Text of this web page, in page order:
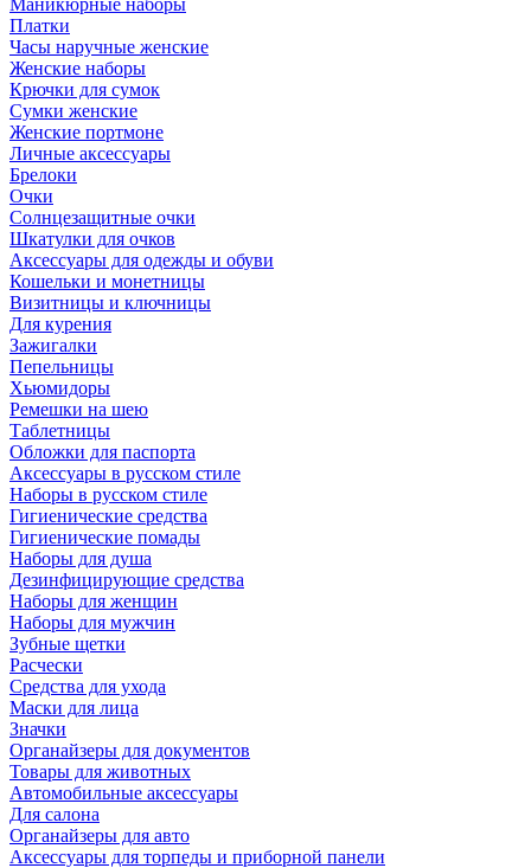
Маникюрные наборы
Платки
Часы наручные женские
Женские наборы
Крючки для сумок
Сумки женские
Женские портмоне
Личные аксессуары
Брелоки
Очки
Солнцезащитные очки
Шкатулки для очков
Аксессуары для одежды и обуви
Кошельки и монетницы
Визитницы и ключницы
Для курения
Зажигалки
Пепельницы
Хьюмидоры
Ремешки на шею
Таблетницы
Обложки для паспорта
Аксессуары в русском стиле
Наборы в русском стиле
Гигиенические средства
Гигиенические помады
Наборы для душа
Дезинфицирующие средства
Наборы для женщин
Наборы для мужчин
Зубные щетки
Расчески
Средства для ухода
Маски для лица
Значки
Органайзеры для документов
Товары для животных
Автомобильные аксессуары
Для салона
Органайзеры для авто
Аксессуары для торпеды и приборной панели